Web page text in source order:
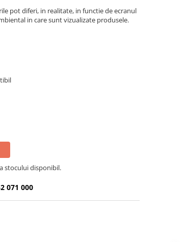
pot diferi, in realitate, in functie de ecranul
in care sunt vizualizate produsele.
stocului disponibil.
071 000